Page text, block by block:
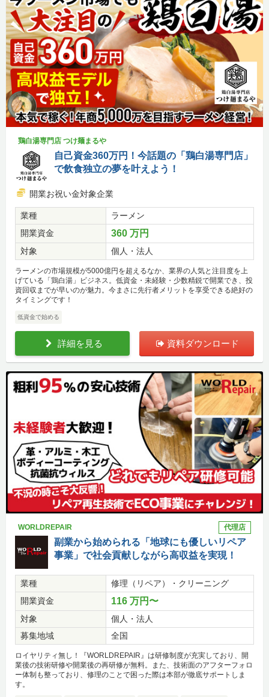
鶏白湯専門店 つけ麺まるや
自己資金360万円！今話題の「鶏白湯専門店」
で飲食独立の夢を叶えよう！
開業お祝い金対象企業
業種
ラーメン
開業資金
360 万円
対象 個人・法人
ラーメンの市場規模が5000億円を超えるなか、業界の人気と注目度を上
げている「鶏白湯」ビジネス。低資金・未経験・少数精鋭で開業でき、投
資回収までが早いのが魅力。今まさに先行者メリットを享受できる絶好の
タイミングです！
低資金で始める
詳細を見る 資料ダウンロード
WORLDREPAIR 代理店
副業から始められる「地球にも優しいリペア
事業」で社会貢献しながら高収益を実現！
業種
修理（リペア）・クリーニング
開業資金
116 万円〜
対象
個人・法人
募集地域
全国
ロイヤリティ無し！『WORLDREPAIR』は研修制度が充実しており、開
業後の技術研修や開業後の再研修が無料。また、技術面のアフターフォロ
ー体制も整っており、修理のことで困った際は本部が徹底サポートしま
す。